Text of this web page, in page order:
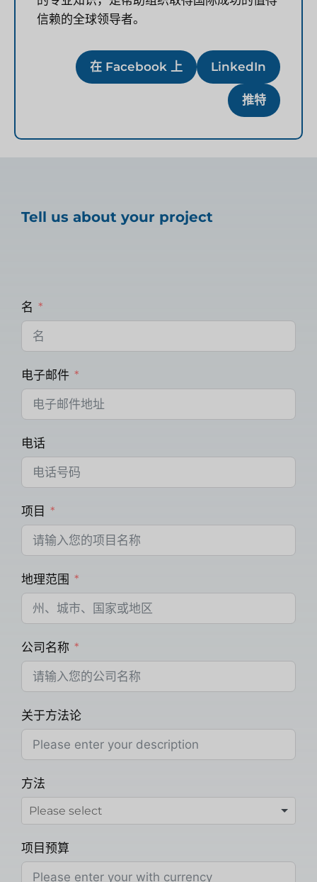
信赖的全球领导者。
在 Facebook 上 LinkedIn
推特
Tell us about your project
名
电子邮件
电话
项目
地理范围
公司名称
关于方法论
方法
项目预算